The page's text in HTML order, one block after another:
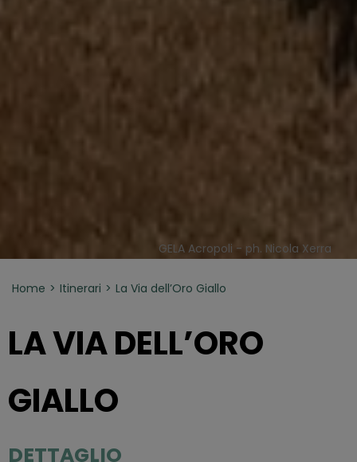
GELA Acropoli - ph. Nicola Xerra
Home Itinerari La Via dell’Oro Giallo
LA VIA DELL’ORO
GIALLO
DETTAGLIO